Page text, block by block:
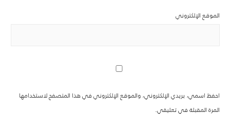
الموقع الإلكتروني
احفظ اسمي، بريدي الإلكتروني، والموقع الإلكتروني في هذا المتصفح لاستخدامها
المرة المقبلة في تعليقي.